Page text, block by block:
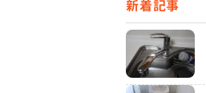
新着記事